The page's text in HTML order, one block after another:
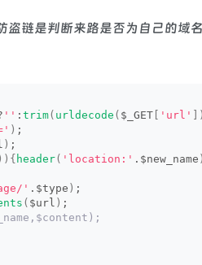
盗链是判断来路是否为自己的
'' : trim( urldecode ( $_GET 'url'
) ;
) ;
)){ header( 'location:' .$new_name )
' .$type ) ;
( $url ) ;